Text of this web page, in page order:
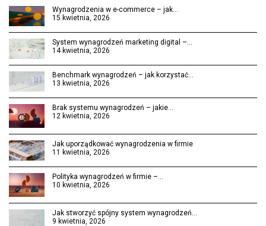
Wynagrodzenia w e-commerce – jak…
15 kwietnia, 2026
System wynagrodzeń marketing digital –…
14 kwietnia, 2026
Benchmark wynagrodzeń – jak korzystać…
13 kwietnia, 2026
Brak systemu wynagrodzeń – jakie…
12 kwietnia, 2026
Jak uporządkować wynagrodzenia w firmie
11 kwietnia, 2026
Polityka wynagrodzeń w firmie –…
10 kwietnia, 2026
Jak stworzyć spójny system wynagrodzeń…
9 kwietnia, 2026